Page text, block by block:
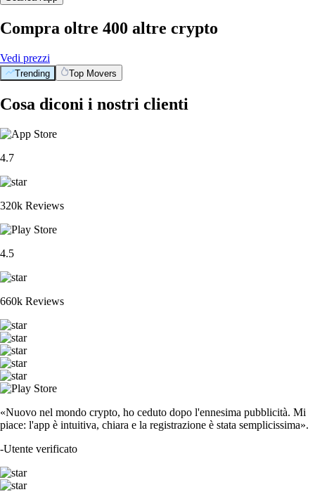
Compra oltre 400 altre crypto
Vedi prezzi
Trending Top Movers
Cosa diconi i nostri clienti
4.7
320k Reviews
4.5
660k Reviews
«Nuovo nel mondo crypto, ho ceduto dopo l'ennesima pubblicità. Mi
piace: l'app è intuitiva, chiara e la registrazione è stata semplicissima».
-Utente verificato